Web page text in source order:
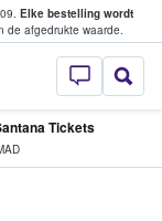
Elke bestelling wordt
de afgedrukte waarde.
waar
Tickets